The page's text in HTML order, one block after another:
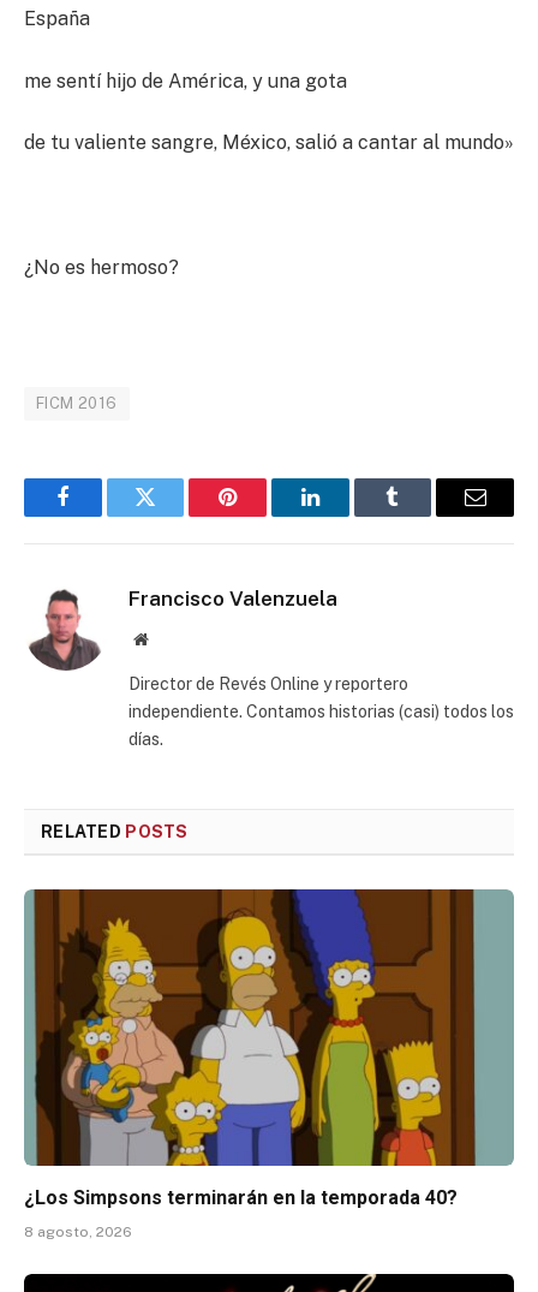
España
me sentí hijo de América, y una gota
de tu valiente sangre, México, salió a cantar al mundo»
¿No es hermoso?
FICM 2016
FacebookTwitter Pinterest LinkedInTumblr Email
Francisco Valenzuela
Website
Director de Revés Online y reportero
independiente. Contamos historias (casi) todos los
días.
RELATED POSTS
¿Los Simpsons terminarán en la temporada 40?
8 agosto, 2026